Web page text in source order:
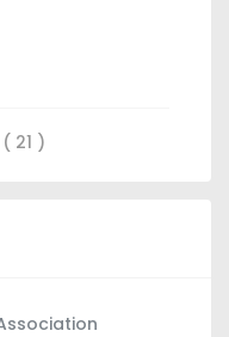
21 )